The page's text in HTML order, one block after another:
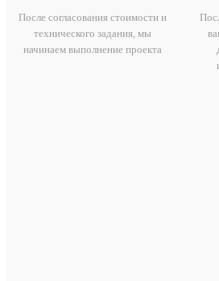
После согласования стоимости и
технического задания, мы
начинаем выполнение проекта